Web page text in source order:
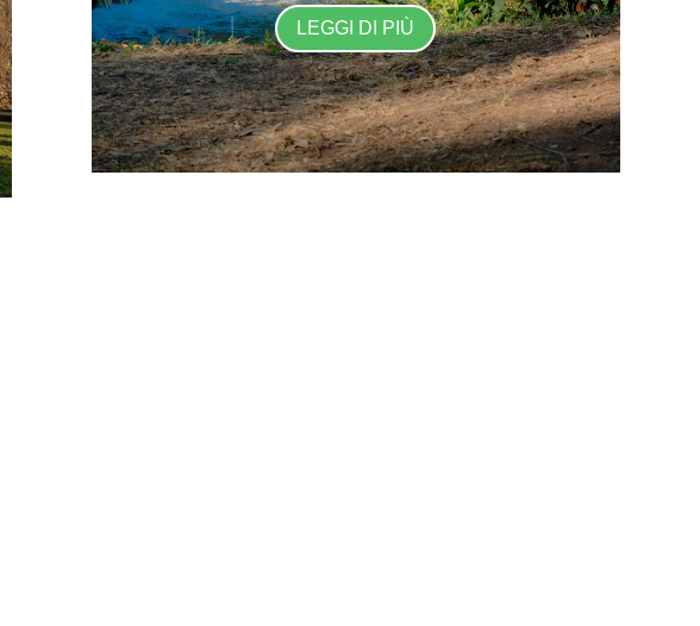
LEGGI DI PIÙ